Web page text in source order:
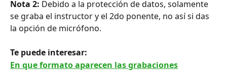
Nota 2: Debido a la protección de datos, solamente
se graba el instructor y el 2do ponente, no así si das
la opción de micrófono.
Te puede interesar:
En que formato aparecen las grabaciones